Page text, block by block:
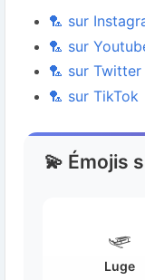
🏸 sur
🏸 sur
🏸 sur Twitter
🏸 sur TikTok
💫 Émojis
🛷
Luge